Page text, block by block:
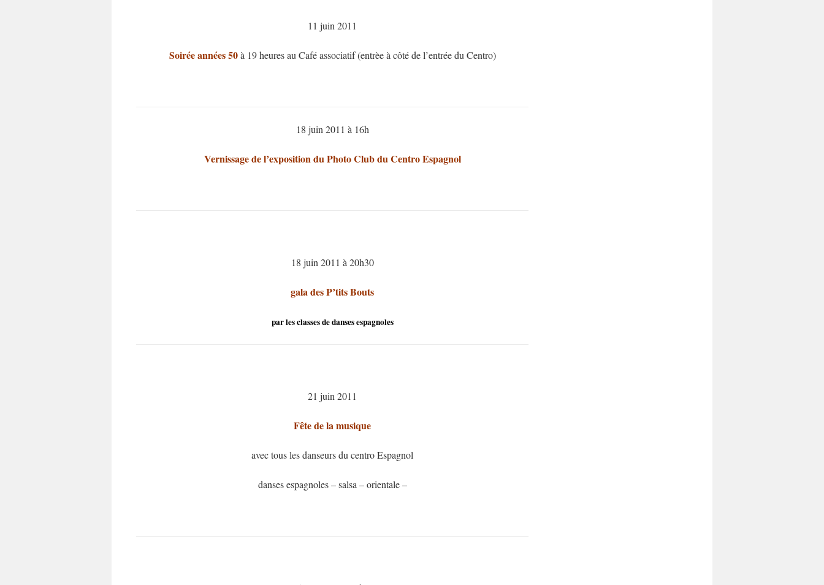
11 juin 2011
Soirée années 50à 19 heures au Café associatif (entrèe à côté de l’entrée du Centro)
18 juin 2011 à 16h
Vernissage de l’exposition du Photo Club du Centro Espagnol
18 juin 2011 à 20h30
gala des P’tits Bouts
par les classes de danses espagnoles
21 juin 2011
Fête de la musique
avec tous les danseurs du centro Espagnol
danses espagnoles – salsa – orientale –